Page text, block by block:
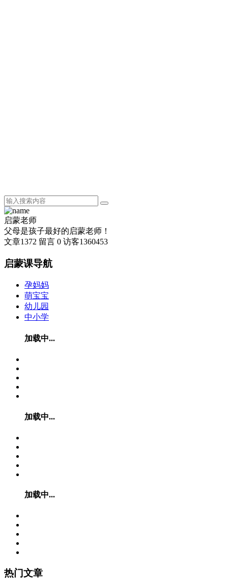
启蒙老师
父母是孩子最好的启蒙老师！
文章1372 留言 0 访客1360453
启蒙课导航
孕妈妈
萌宝宝
幼儿园
中小学
加载中...
加载中...
加载中...
热门文章